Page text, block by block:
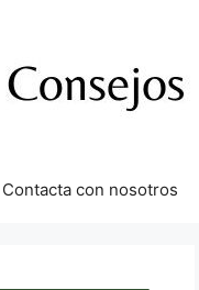
Contacta con nosotros